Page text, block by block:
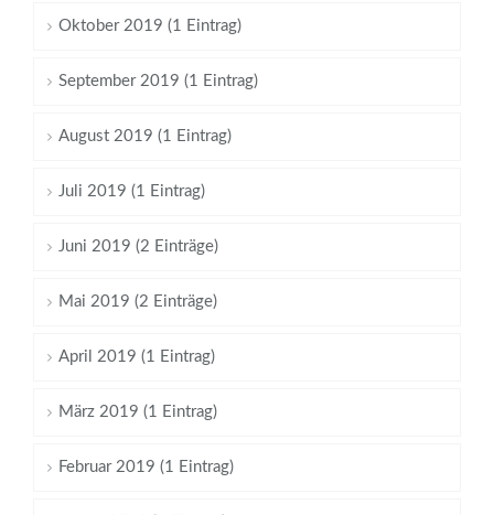
Oktober 2019 (1 Eintrag)
September 2019 (1 Eintrag)
August 2019 (1 Eintrag)
Juli 2019 (1 Eintrag)
Juni 2019 (2 Einträge)
Mai 2019 (2 Einträge)
April 2019 (1 Eintrag)
März 2019 (1 Eintrag)
Februar 2019 (1 Eintrag)